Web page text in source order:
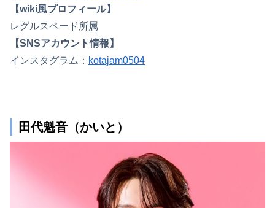
【wiki風プロフィール】
レグルスペード所属
【SNSアカウント情報】
インスタグラム： kotajam0504
田代魁音（かいと）